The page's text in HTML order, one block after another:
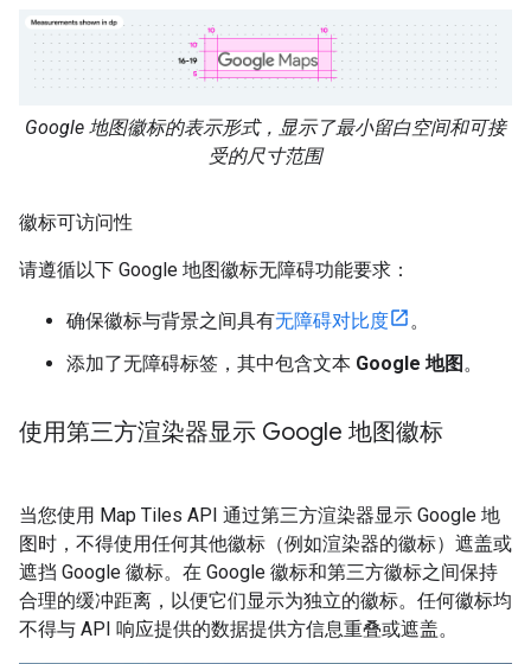
Google 地图徽标的表示形式，显示了最小留白空间和可接
受的尺寸范围
徽标可访问性
请遵循以下 Google 地图徽标无障碍功能要求：
确保徽标与背景之间具有无障碍对比度
。
添加了无障碍标签，其中包含文本 Google 地图。
使用第三方渲染器显示 Google 地图徽标
当您使用 Map Tiles API 通过第三方渲染器显示 Google 地
图时，不得使用任何其他徽标（例如渲染器的徽标）遮盖或
遮挡 Google 徽标。在 Google 徽标和第三方徽标之间保持
合理的缓冲距离，以便它们显示为独立的徽标。任何徽标均
不得与 API 响应提供的数据提供方信息重叠或遮盖。